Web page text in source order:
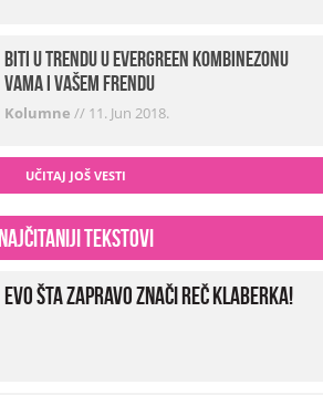
Biti u trendu u Evergreen kombinezonu
vama i vašem frendu
Kolumne // 11. Jun 2018.
UČITAJ JOŠ VESTI
Najčitaniji tekstovi
Evo šta zapravo znači reč klaberka!